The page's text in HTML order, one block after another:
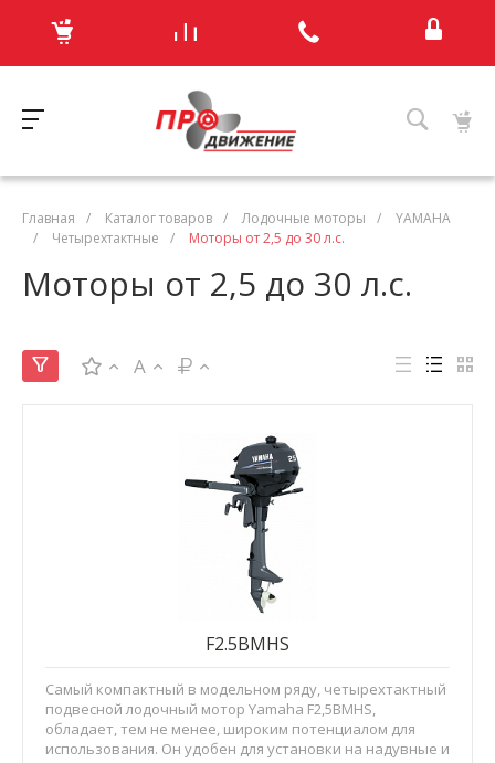
Главная / Каталог товаров / Лодочные моторы /
YAMAHA
/
Четырехтактные / Моторы от 2,5 до 30 л.с.
Моторы от 2,5 до 30 л.с.
A
F2.5BMHS
Самый компактный в модельном ряду, четырехтактный
подвесной лодочный мотор Yamaha F2,5BMHS,
обладает, тем не менее, широким потенциалом для
использования. Он удобен для установки на надувные и